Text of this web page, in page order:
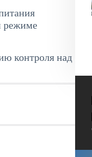
режиме
контроля над